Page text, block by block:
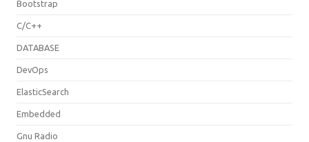
Bootstrap
C/C++
DATABASE
DevOps
ElasticSearch
Embedded
Gnu Radio